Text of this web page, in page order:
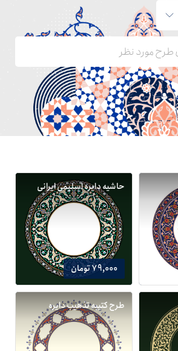
حاشیه دایره اسلیمی ایرانی
79,000 تومان
طرح کتیبه تذهیب دایره